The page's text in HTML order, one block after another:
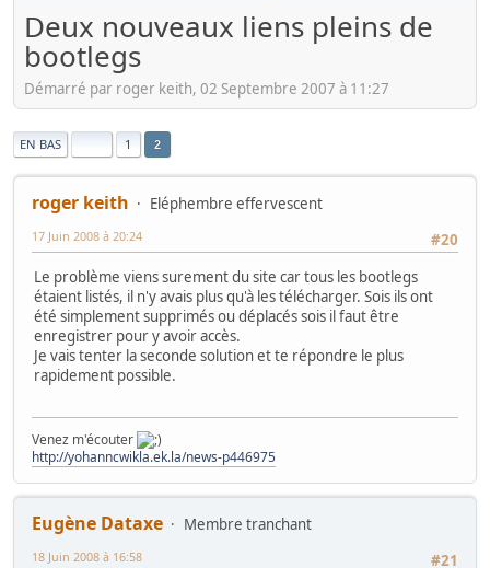
Deux nouveaux liens pleins de
bootlegs
Démarré par roger keith, 02 Septembre 2007 à 11:27
|
EN BAS 1 2
roger keith
Eléphembre effervescent
#20
17 Juin 2008 à 20:24
Le problème viens surement du site car tous les bootlegs
étaient listés, il n'y avais plus qu'à les télécharger. Sois ils ont
été simplement supprimés ou déplacés sois il faut être
enregistrer pour y avoir accès.
Je vais tenter la seconde solution et te répondre le plus
rapidement possible.
Venez m'écouter
http://yohanncwikla.ek.la/news-p446975
Eugène Dataxe
Membre tranchant
#21
18 Juin 2008 à 16:58